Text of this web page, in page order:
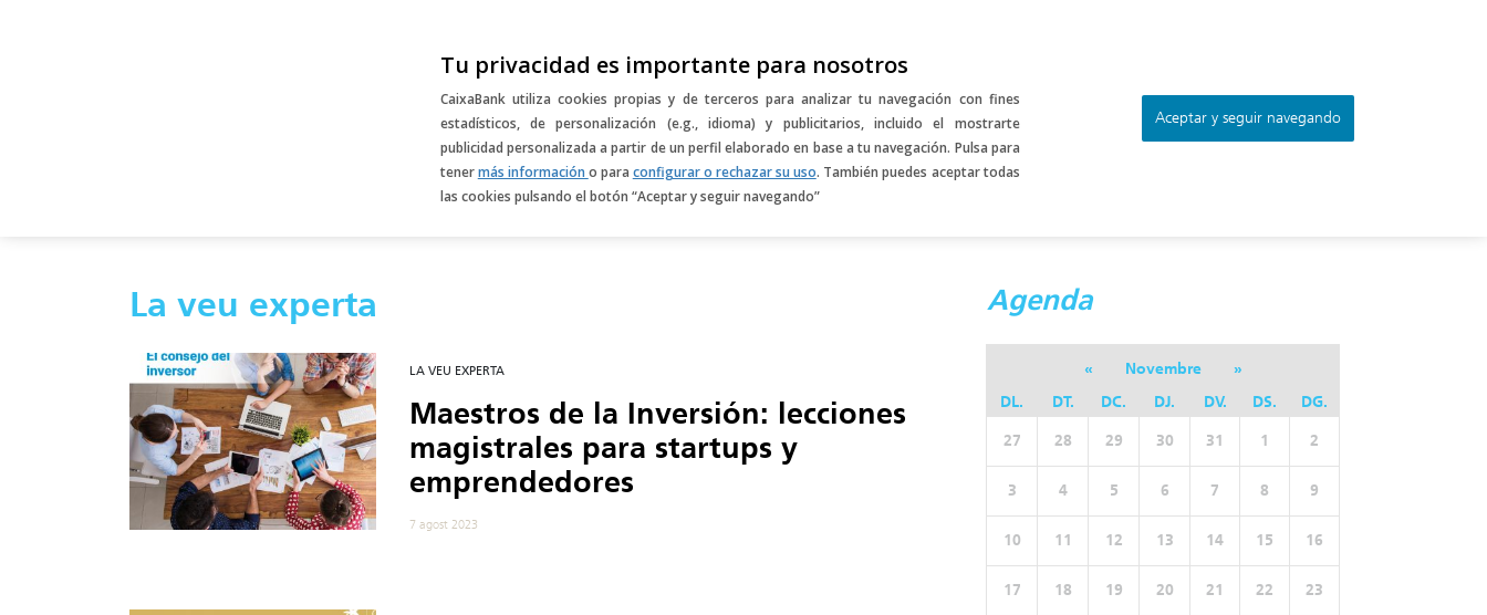
Tu privacidad es importante para nosotros
CaixaBank utiliza cookies propias y de terceros para analizar tu navegación con fines
estadísticos, de personalización (e.g., idioma) y publicitarios, incluido el mostrarte
publicidad personalizada a partir de un perfil elaborado en base a tu navegación. Pulsa para
tenermás información o para configurar o rechazar su uso. También puedes aceptar todas
las cookies pulsando el botón “Aceptar y seguir navegando”
Aceptar y seguir navegando
Observatori DayOne Agenda Sobre dayone ES CA
La veu experta
LA VEU EXPERTA
Maestros de la Inversión: lecciones
magistrales para startups y
emprendedores
7 agost 2023
Agenda
« Novembre
»
DL.
DT. DC. DJ. DV. DS. DG.
27 28 29 30 31 1 2
3 4 5 6 7 8 9
10 11 12 13 14 15 16
17 18 19 20 21 22 23